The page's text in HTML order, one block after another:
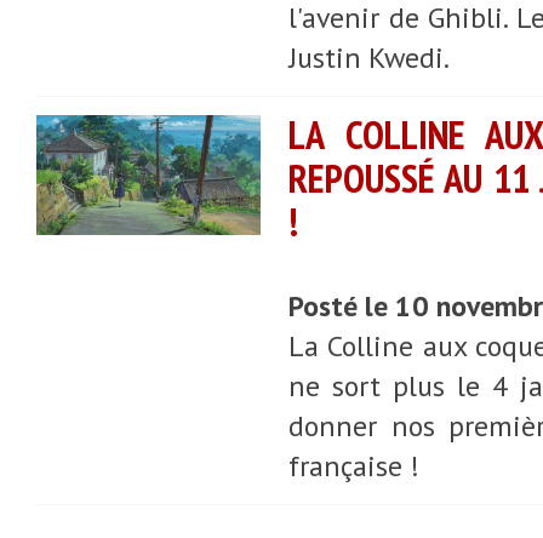
l'avenir de Ghibli.
Justin Kwedi.
LA COLLINE
REPOUSSÉ AU
!
Posté le 10
La Colline aux
ne sort plus le 4
donner nos
française !